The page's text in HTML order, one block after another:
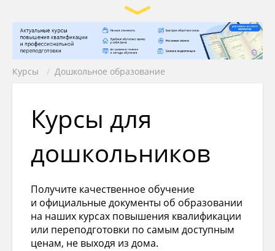
Курсы / Дошкольное образование
Курсы для
дошкольников
Получите качественное обучение
и официальные документы об образовании
на наших курсах повышения квалификации
или переподготовки по самым доступным
ценам, не выходя из дома.